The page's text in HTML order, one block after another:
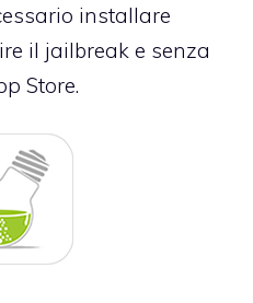
installare
il jailbreak e senza
Store.